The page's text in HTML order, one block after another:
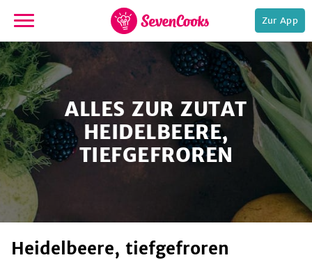
zur
Startseite
Zur App
ALLES ZUR ZUTAT
HEIDELBEERE,
TIEFGEFROREN
Heidelbeere, tiefgefroren